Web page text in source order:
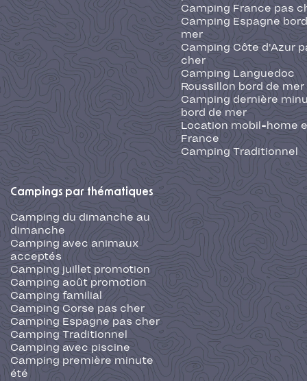
Camping France pas
Camping Espagne
mer
Camping Côte d'Azur
cher
Camping Languedoc
Roussillon bord de mer
Camping dernière
bord de mer
Location mobil-home
France
Camping Traditionnel
Campings par thématiques
Camping du dimanche au
dimanche
Camping avec animaux
acceptés
Camping juillet promotion
Camping août promotion
Camping familial
Camping Corse pas cher
Camping Espagne pas cher
Camping Traditionnel
Camping avec piscine
Camping première minute
été